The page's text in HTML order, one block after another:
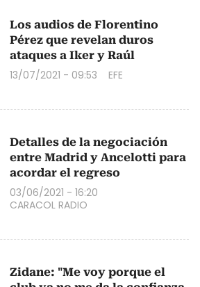
Los audios de Florentino
Pérez que revelan duros
ataques a Iker y Raúl
13/07/2021 - 09:53 EFE
Detalles de la negociación
entre Madrid y Ancelotti para
acordar el regreso
03/06/2021 - 16:20
CARACOL RADIO
Zidane: "Me voy porque el